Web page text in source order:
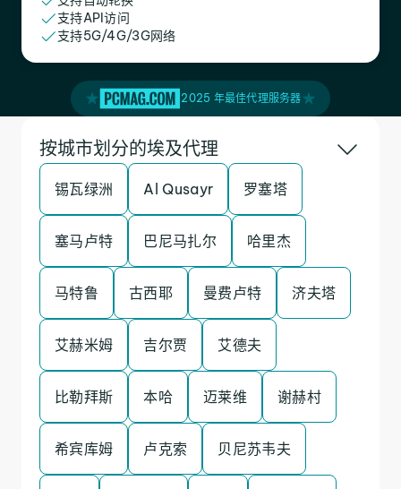
支持API访问
支持5G/4G/3G网络
2025 年最佳代理服务器
按城市划分的埃及代理
锡瓦绿洲 Al Qusayr 罗塞塔
塞马卢特 巴尼马扎尔 哈里杰
马特鲁 古西耶 曼费卢特 济夫塔
艾赫米姆 吉尔贾 艾德夫
比勒拜斯 本哈 迈莱维 谢赫村
希宾库姆 卢克索 贝尼苏韦夫